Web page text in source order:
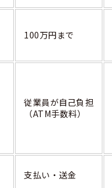
100万円まで
従業員が自己負担
（ATM手数料）
支払い・送金